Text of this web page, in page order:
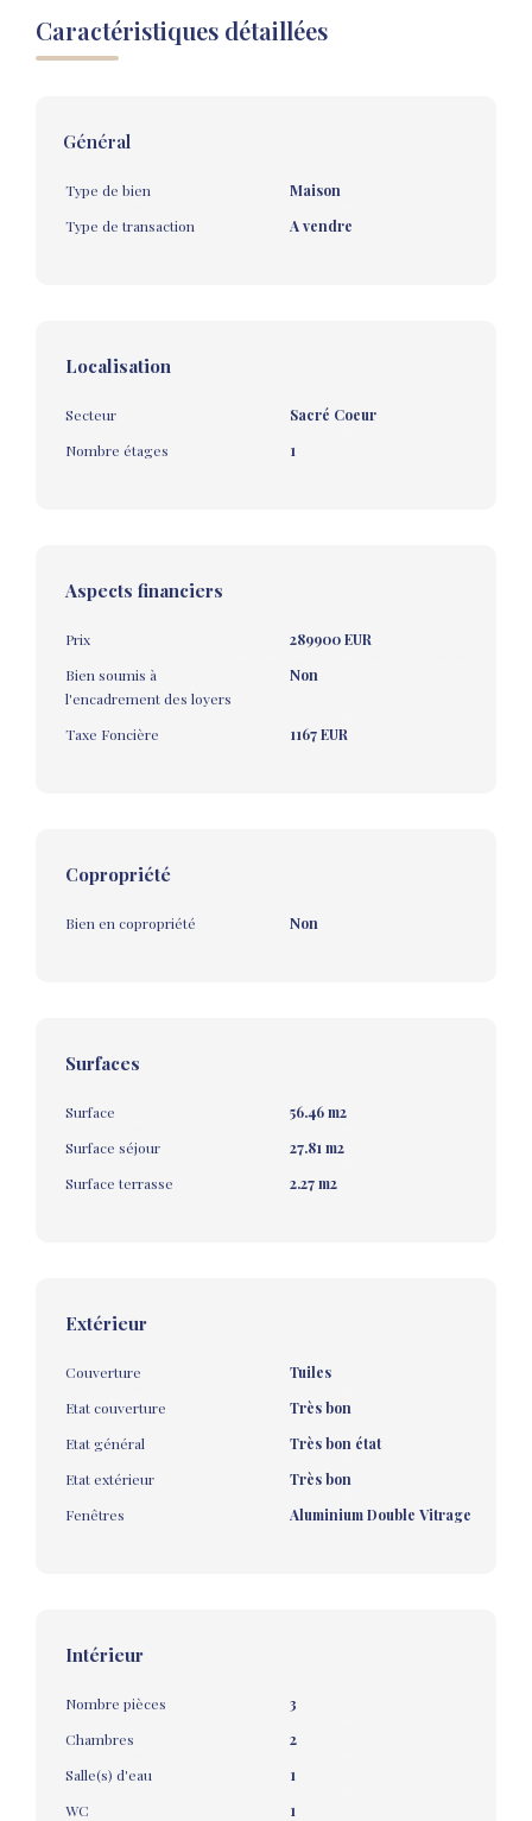
Caractéristiques détaillées
Général
Type de bien
Maison
Type de transaction
A vendre
Localisation
Secteur
Sacré Coeur
Nombre étages
1
Aspects financiers
Prix
289900 EUR
Bien soumis à
l'encadrement des loyers
Non
Taxe Foncière 1167 EUR
Copropriété
Bien en copropriété Non
Surfaces
Surface
56.46 m2
Surface séjour
27.81 m2
Surface terrasse
2.27 m2
Extérieur
Couverture
Tuiles
Etat couverture
Très bon
Etat général
Très bon état
Etat extérieur
Très bon
Fenêtres
Aluminium Double Vitrage
Intérieur
Nombre pièces
3
Chambres
2
Salle(s) d'eau
1
WC
1